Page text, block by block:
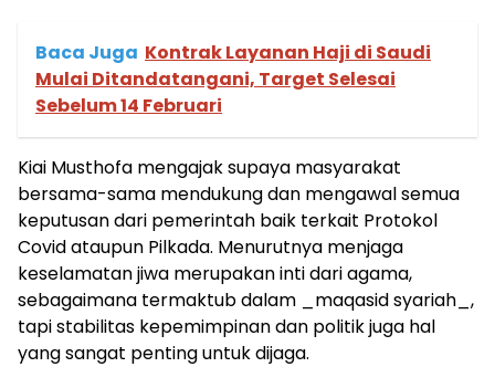
Baca Juga Kontrak Layanan Haji di Saudi
Mulai Ditandatangani, Target Selesai
Sebelum 14 Februari
Kiai Musthofa mengajak supaya masyarakat
bersama-sama mendukung dan mengawal semua
keputusan dari pemerintah baik terkait Protokol
Covid ataupun Pilkada. Menurutnya menjaga
keselamatan jiwa merupakan inti dari agama,
sebagaimana termaktub dalam _maqasid syariah_,
tapi stabilitas kepemimpinan dan politik juga hal
yang sangat penting untuk dijaga.